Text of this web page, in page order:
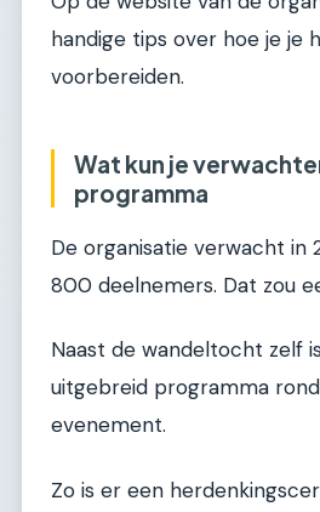
handige tips over hoe je je
voorbereiden.
Wat kun je
programma
De organisatie verwacht in
800 deelnemers. Dat zou
Naast de wandeltocht zelf
uitgebreid programma
evenement.
Zo is er een